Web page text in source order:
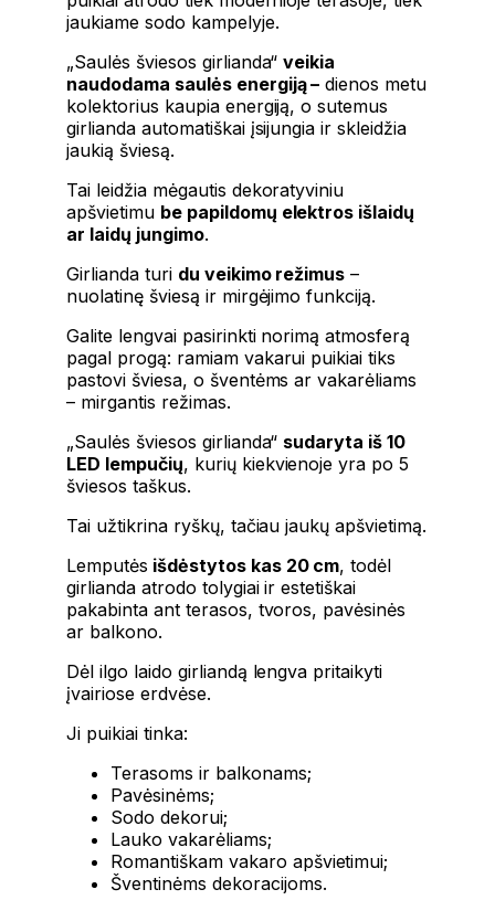
jaukiame sodo kampelyje.
„Saulės šviesos girlianda“veikia
naudodama saulės energiją – dienos metu
kolektorius kaupia energiją, o sutemus
girlianda automatiškai įsijungia ir skleidžia
jaukią šviesą.
Tai leidžia mėgautis dekoratyviniu
apšvietimu be papildomų elektros išlaidų
ar laidų jungimo.
Girlianda turi du veikimo režimus –
nuolatinę šviesą ir mirgėjimo funkciją.
Galite lengvai pasirinkti norimą atmosferą
pagal progą: ramiam vakarui puikiai tiks
pastovi šviesa, o šventėms ar vakarėliams
– mirgantis režimas.
„Saulės šviesos girlianda“ sudaryta iš 10
LED lempučių, kurių kiekvienoje yra po 5
šviesos taškus.
Tai užtikrina ryškų, tačiau jaukų apšvietimą.
Lemputės išdėstytos kas 20 cm, todėl
girlianda atrodo tolygiai ir estetiškai
pakabinta ant terasos, tvoros, pavėsinės
ar balkono.
Dėl ilgo laido girliandą lengva pritaikyti
įvairiose erdvėse.
Ji puikiai tinka:
Terasoms ir balkonams;
Pavėsinėms;
Sodo dekorui;
Lauko vakarėliams;
Romantiškam vakaro apšvietimui;
Šventinėms dekoracijoms.